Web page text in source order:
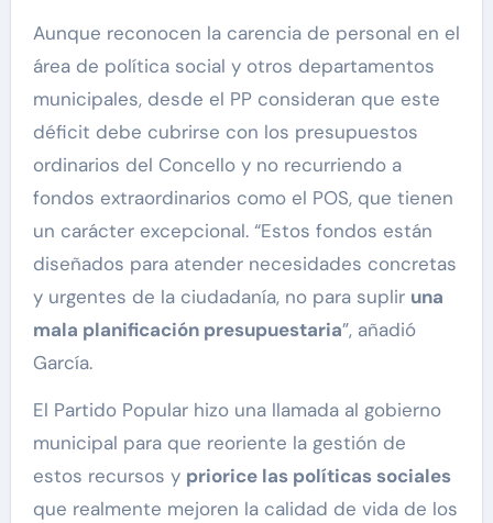
Aunque reconocen la carencia de personal en el
área de política social y otros departamentos
municipales, desde el PP consideran que este
déficit debe cubrirse con los presupuestos
ordinarios del Concello y no recurriendo a
fondos extraordinarios como el POS, que tienen
un carácter excepcional. “Estos fondos están
diseñados para atender necesidades concretas
y urgentes de la ciudadanía, no para suplir una
mala planificación presupuestaria”, añadió
García.
El Partido Popular hizo una llamada al gobierno
municipal para que reoriente la gestión de
estos recursos y priorice las políticas sociales
que realmente mejoren la calidad de vida de los